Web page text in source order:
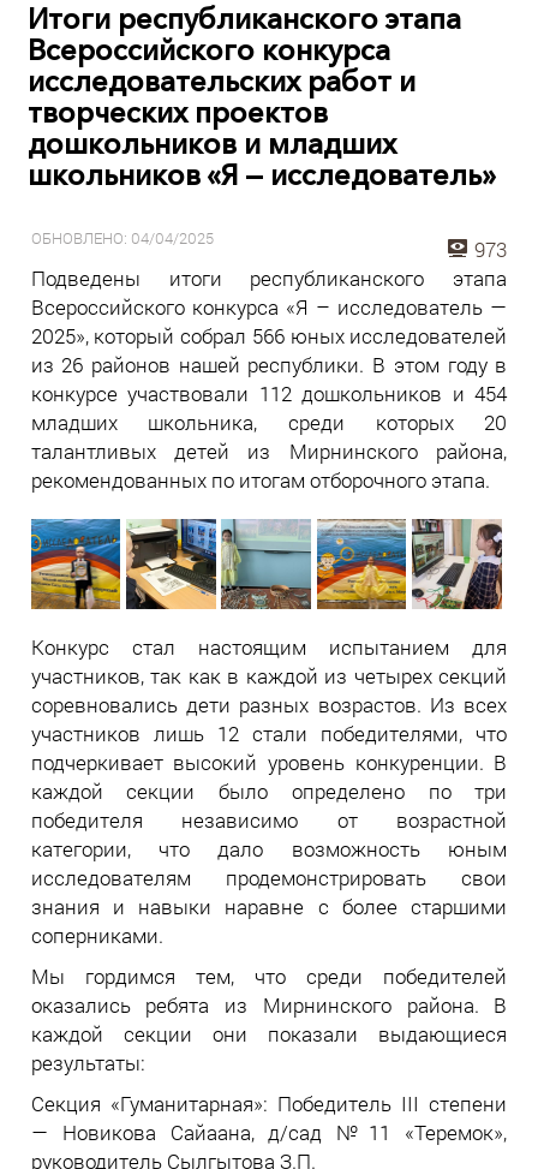
Итоги республиканского этапа
Всероссийского конкурса
исследовательских работ и
творческих проектов
дошкольников и младших
школьников «Я — исследователь»
ОБНОВЛЕНО: 04/04/2025
973
Подведены итоги республиканского этапа
Всероссийского конкурса «Я – исследователь —
2025», который собрал 566 юных исследователей
из 26 районов нашей республики. В этом году в
конкурсе участвовали 112 дошкольников и 454
младших школьника, среди которых 20
талантливых детей из Мирнинского района,
рекомендованных по итогам отборочного этапа.
Конкурс стал настоящим испытанием для
участников, так как в каждой из четырех секций
соревновались дети разных возрастов. Из всех
участников лишь 12 стали победителями, что
подчеркивает высокий уровень конкуренции. В
каждой секции было определено по три
победителя независимо от возрастной
категории, что дало возможность юным
исследователям продемонстрировать свои
знания и навыки наравне с более старшими
соперниками.
Мы гордимся тем, что среди победителей
оказались ребята из Мирнинского района. В
каждой секции они показали выдающиеся
результаты:
Секция «Гуманитарная»: Победитель III степени
— Новикова Сайаана, д/сад №11 «Теремок»,
руководитель Сылгытова З.П.